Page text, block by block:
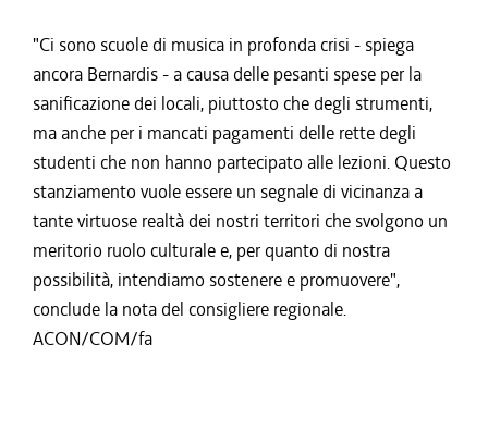
"Ci sono scuole di musica in profonda crisi - spiega
ancora Bernardis - a causa delle pesanti spese per la
sanificazione dei locali, piuttosto che degli strumenti,
ma anche per i mancati pagamenti delle rette degli
studenti che non hanno partecipato alle lezioni. Questo
stanziamento vuole essere un segnale di vicinanza a
tante virtuose realtà dei nostri territori che svolgono un
meritorio ruolo culturale e, per quanto di nostra
possibilità, intendiamo sostenere e promuovere",
conclude la nota del consigliere regionale.
ACON/COM/fa